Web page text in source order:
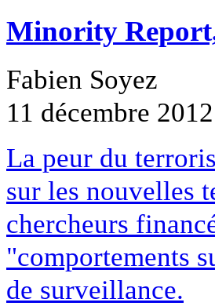
Minority
Fabien Soyez
11 décembre 2012
La peur du
sur les nouvelles
chercheurs
"comportements
de surveillance.